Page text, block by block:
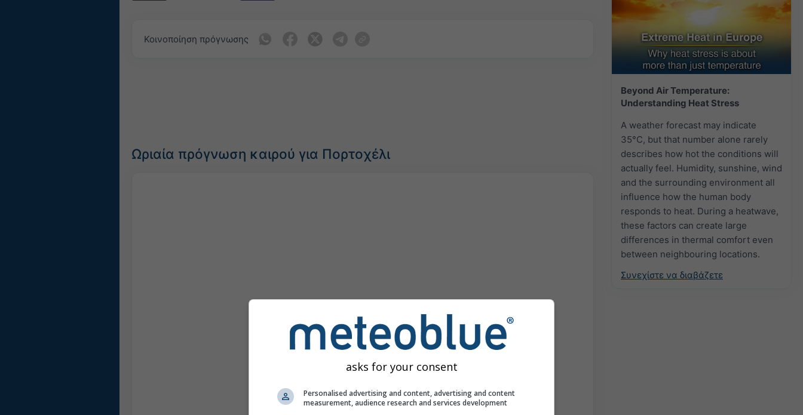
Beyond Air Temperature:
Understanding Heat Stress
A weather forecast may indicate
35°C, but that number alone rarely
describes how hot the conditions will
actually feel. Humidity, sunshine, wind
and the surrounding environment all
influence how the human body
responds to heat. During a heatwave,
these factors can create large
differences in thermal comfort even
between neighbouring locations.
Συνεχίστε να διαβάζετε
Κοινοποίηση πρόγνωσης
Ωριαία πρόγνωση καιρού για Πορτοχέλι
asks for your consent
Personalised advertising and content, advertising and content
measurement, audience research and services development